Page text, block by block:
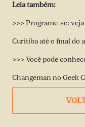
Leia também:
>>> Programe-se:
Curitiba até o final do
>>> Você pode
Changeman no Geek